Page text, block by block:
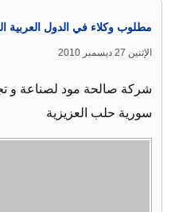
مطلوب وكلاء في الدول العربية
الإثنين 27 ديسمبر 2010
شركة صالحة مود لصناعة و
سورية حلب العزيزية